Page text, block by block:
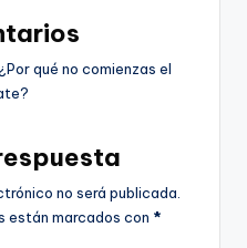
qué no comienzas el
no será publicada.
están marcados con *